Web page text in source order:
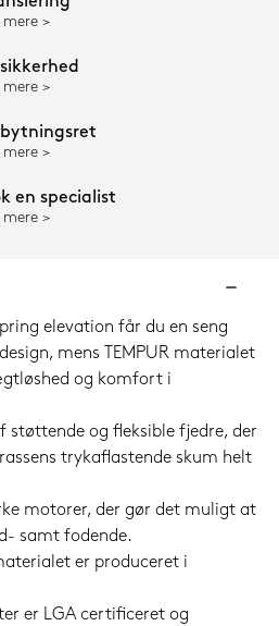
en specialist
elevation får du en seng
mens TEMPUR materialet
og komfort i
støttende og fleksible fjedre, der
trykaflastende skum helt
motorer, der gør det muligt at
samt fodende.
er produceret i
er LGA certificeret og